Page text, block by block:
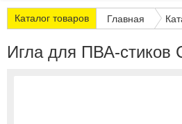
Каталог товаров Главная
Игла для ПВА-стиков